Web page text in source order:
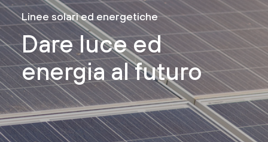
Linee solari ed energetiche
Dare luce ed
energia al futuro